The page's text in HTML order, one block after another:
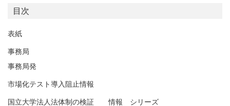
目次
表紙
事務局
事務局発
市場化テスト導入阻止情報
国立大学法人法体制の検証 情報 シリーズ